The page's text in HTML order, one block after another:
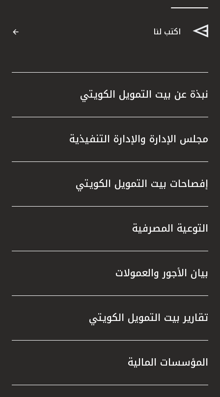
اكتب لنا
نبذة عن بيت التمويل الكويتي
مجلس الإدارة والإدارة التنفيذية
إفصاحات بيت التمويل الكويتي
التوعية المصرفية
بيان الأجور والعمولات
تقارير بيت التمويل الكويتي
المؤسسات المالية